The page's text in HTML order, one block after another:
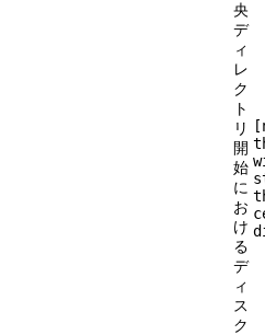
央
デ
ィ
レ
ク
ト
リ
開
始
に
お
け
る
デ
ィ
ス
ク